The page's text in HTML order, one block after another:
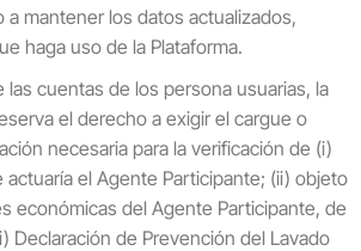
a mantener los datos actualizados,
haga uso de la Plataforma.
las cuentas de los persona usuarias, la
el derecho a exigir el cargue o
necesaria para la verificación de (i)
actuaría el Agente Participante; (ii) objeto
económicas del Agente Participante, de
Declaración de Prevención del Lavado